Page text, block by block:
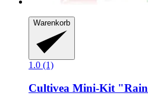
Warenkorb
1.0 (1)
Cultivea Mini-​Kit